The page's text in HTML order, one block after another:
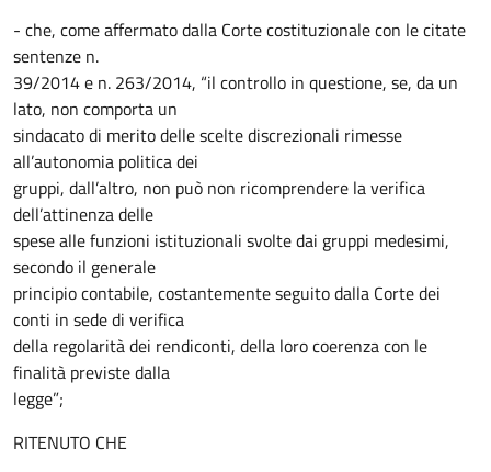
- che, come affermato dalla Corte costituzionale con le citate
sentenze n.
39/2014 e n. 263/2014, “il controllo in questione, se, da un
lato, non comporta un
sindacato di merito delle scelte discrezionali rimesse
all’autonomia politica dei
gruppi, dall’altro, non può non ricomprendere la verifica
dell’attinenza delle
spese alle funzioni istituzionali svolte dai gruppi medesimi,
secondo il generale
principio contabile, costantemente seguito dalla Corte dei
conti in sede di verifica
della regolarità dei rendiconti, della loro coerenza con le
finalità previste dalla
legge”;
RITENUTO CHE